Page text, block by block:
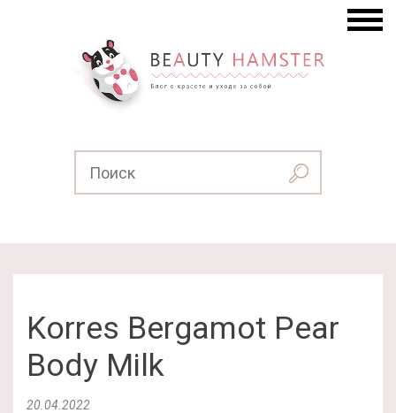
Korres Bergamot Pear
Body Milk
20.04.2022